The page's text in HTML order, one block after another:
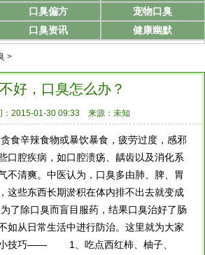
口臭偏方
宠物口臭
口臭资讯 健康幽默
>
好，口臭怎么办？
：2015-01-30 09:33 来源：未知
食辛辣食物或暴饮暴食，疲劳过度，感邪
口腔疾病，如口腔溃疡、龋齿以及消化系
不清爽。中医认为，口臭多由肺、脾、胃
这些东西长期淤积在体内排不出去就变成
除口臭而盲目服药，结果口臭治好了肠
如从日常生活中进行防治。这里就为大家
小技巧—— 1、吃点西红柿、柚子、